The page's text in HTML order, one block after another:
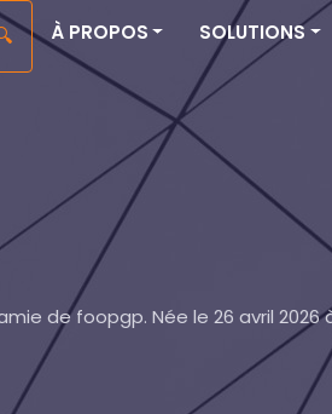
À PROPOS SOLUTIONS
de foopgp. Née le 26 avril 2026